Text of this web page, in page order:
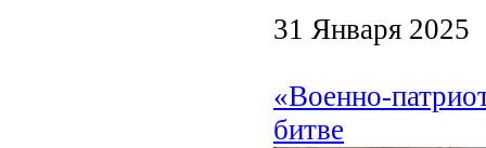
31 Января 2025
«Военно-
битве